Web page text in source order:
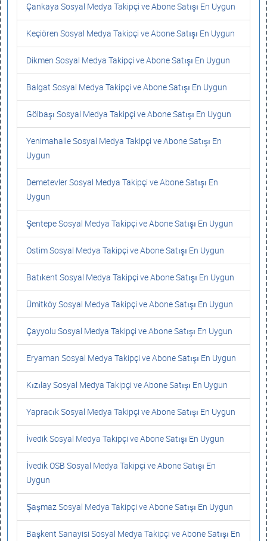
Çankaya Sosyal Medya Takipçi ve Abone Satışı En Uygun
Keçiören Sosyal Medya Takipçi ve Abone Satışı En Uygun
Dikmen Sosyal Medya Takipçi ve Abone Satışı En Uygun
Balgat Sosyal Medya Takipçi ve Abone Satışı En Uygun
Gölbaşı Sosyal Medya Takipçi ve Abone Satışı En Uygun
Yenimahalle Sosyal Medya Takipçi ve Abone Satışı En
Uygun
Demetevler Sosyal Medya Takipçi ve Abone Satışı En
Uygun
Şentepe Sosyal Medya Takipçi ve Abone Satışı En Uygun
Ostim Sosyal Medya Takipçi ve Abone Satışı En Uygun
Batıkent Sosyal Medya Takipçi ve Abone Satışı En Uygun
Ümitköy Sosyal Medya Takipçi ve Abone Satışı En Uygun
Çayyolu Sosyal Medya Takipçi ve Abone Satışı En Uygun
Eryaman Sosyal Medya Takipçi ve Abone Satışı En Uygun
Kızılay Sosyal Medya Takipçi ve Abone Satışı En Uygun
Yapracık Sosyal Medya Takipçi ve Abone Satışı En Uygun
İvedik Sosyal Medya Takipçi ve Abone Satışı En Uygun
İvedik OSB Sosyal Medya Takipçi ve Abone Satışı En
Uygun
Şaşmaz Sosyal Medya Takipçi ve Abone Satışı En Uygun
Başkent Sanayisi Sosyal Medya Takipçi ve Abone Satışı En